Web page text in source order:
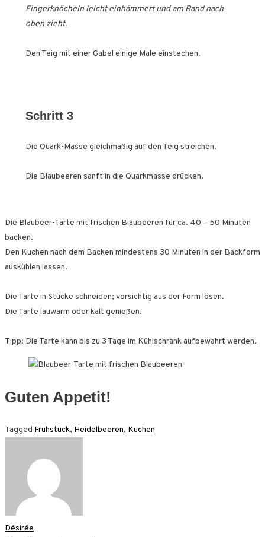
Fingerknöcheln leicht einhämmert und am Rand nach
oben zieht.
Den Teig mit einer Gabel einige Male einstechen.
Schritt 3
Die Quark-Masse gleichmäßig auf den Teig streichen.
Die Blaubeeren sanft in die Quarkmasse drücken.
Die Blaubeer-Tarte mit frischen Blaubeeren für ca. 40 – 50 Minuten
backen.
Den Kuchen nach dem Backen mindestens 30 Minuten in der Backform
auskühlen lassen.
Die Tarte in Stücke schneiden; vorsichtig aus der Form lösen.
Die Tarte lauwarm oder kalt genießen.
Tipp: Die Tarte kann bis zu 3 Tage im Kühlschrank aufbewahrt werden.
Guten Appetit!
Tagged Frühstück, Heidelbeeren, Kuchen
Désirée